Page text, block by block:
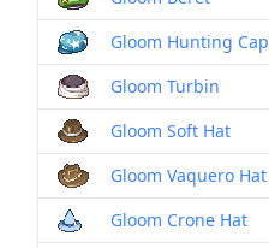
Gloom Hunting Cap
Gloom Turbin
Gloom Soft Hat
Gloom Vaquero Hat
Gloom Crone Hat